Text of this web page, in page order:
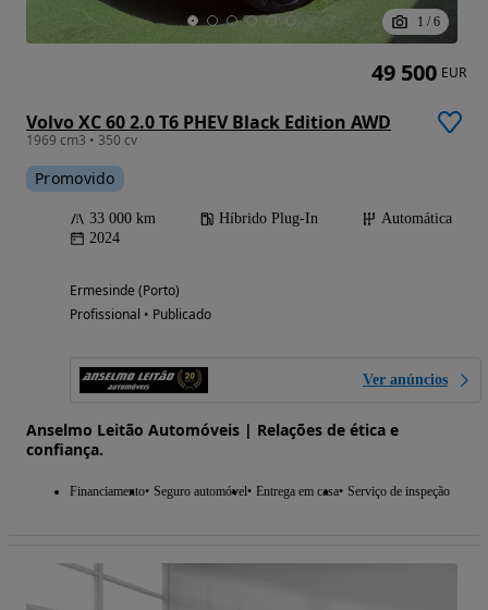
1 / 6
Volvo XC 60 2.0 T6 PHEV Black Edition AWD
1969 cm3 • 350 cv
Promovido
33 000 km Híbrido Plug-In
Automática
2024
Ermesinde (Porto)
Profissional • Publicado
Ver anúncios
Anselmo Leitão Automóveis | Relações de ética e
confiança.
Financiamento Seguro automóvel Entrega em casa Serviço de inspeção
49 500 EUR